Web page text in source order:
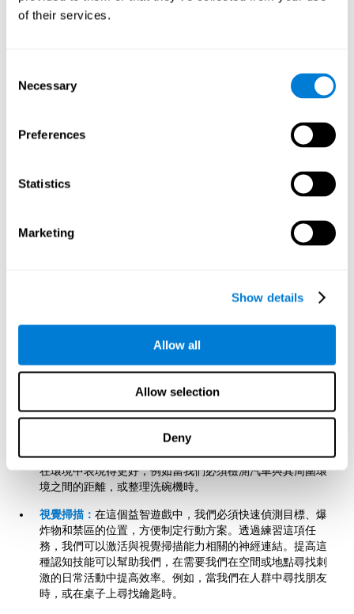
of their services.
Selection
Necessary
Preferences
Statistics
Marketing
Show details
Allow all
Allow selection
Deny
我們的日常生活中至關重要，使我們能夠記住非語言刺激，
例如客戶的臉。
這個益智遊戲要求我們同時注意滑鼠的位置和紅
色區域。透過練習這個大腦遊戲，我們能激發我們分離專
注。加強這種認知能力，可以幫助我們更有效地同時正確地
時，或者當我們在課堂上接聽電話並同時做筆記時。
要停止我們的行動計劃。練習這個益智遊戲可以幫助我們激
發和提高我們的選擇性專注能力。這種認知能力很重要，可
在這個益智遊戲中，我們必須確認我們正在執行
我們更新技能所涉及的神經連結。提高這種認知能力對於我
們的日常生活至關重要，它可以幫助我們更輕鬆地發現錯
空間感知：在這款益智遊戲中，需要引導滑鼠穿過允許的區
域或到達我們的目標，同時避開禁區和爆炸物。透過這種練
習，可以刺激我們的空間感知。提高這種能力可以幫助我們
在環境中表現得更好，例如當我們必須檢測汽車與其周圍環
境之間的距離，或整理洗碗機時。
視覺掃描：在這個益智遊戲中，我們必須快速偵測目標、爆
炸物和禁區的位置，方便制定行動方案。透過練習這項任
務，我們可以激活與視覺掃描能力相關的神經連結。提高這
種認知技能可以幫助我們，在需要我們在空間或地點尋找刺
激的日常活動中提高效率。例如，當我們在人群中尋找朋友
時，或在桌子上尋找鑰匙時。